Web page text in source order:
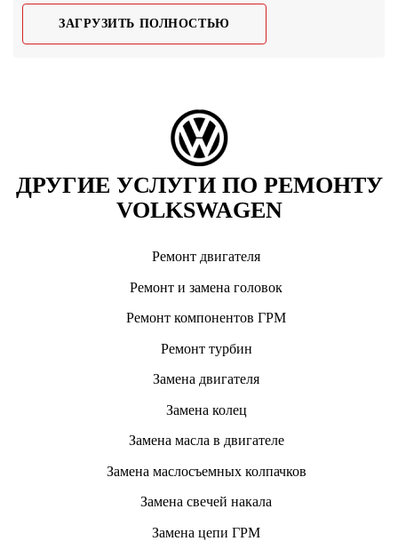
ЗАГРУЗИТЬ ПОЛНОСТЬЮ
ДРУГИЕ УСЛУГИ ПО РЕМОНТУ
VOLKSWAGEN
Ремонт двигателя
Ремонт и замена головок
Ремонт компонентов ГРМ
Ремонт турбин
Замена двигателя
Замена колец
Замена масла в двигателе
Замена маслосъемных колпачков
Замена свечей накала
Замена цепи ГРМ